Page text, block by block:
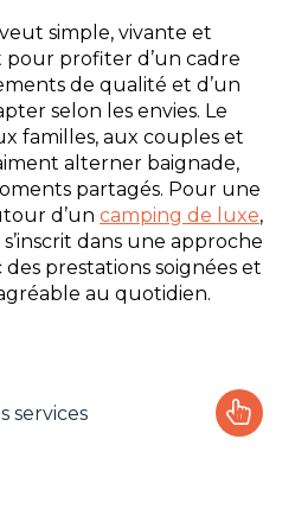
veut simple, vivante et
pour profiter d’un cadre
de qualité et d’un
selon les envies. Le
familles, aux couples et
alterner baignade,
partagés. Pour une
d’un camping de luxe,
s’inscrit dans une approche
prestations soignées et
au quotidien.
services